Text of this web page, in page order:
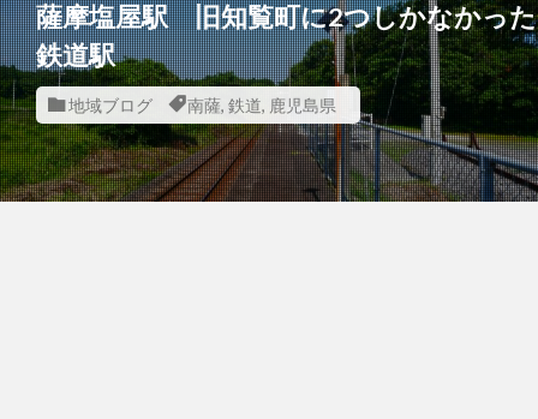
薩摩塩屋駅 旧知覧町に2つしかなかった
鉄道駅
地域ブログ 南薩, 鉄道, 鹿児島県